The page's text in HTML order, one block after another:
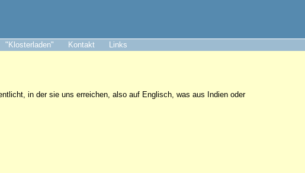
"Klosterladen" Kontakt Links
in der sie uns erreichen, also auf Englisch, was aus Indien oder